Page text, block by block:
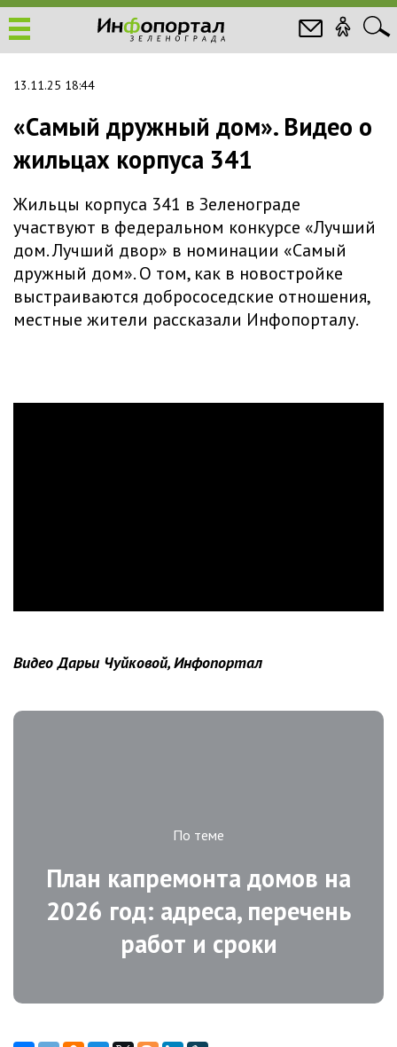
13.11.25 18:44
«Самый дружный дом». Видео о
жильцах корпуса 341
Жильцы корпуса 341 в Зеленограде
участвуют в федеральном конкурсе «Лучший
дом. Лучший двор» в номинации «Самый
дружный дом». О том, как в новостройке
выстраиваются добрососедские отношения,
местные жители рассказали Инфопорталу.
Видео Дарьи Чуйковой, Инфопортал
По теме
План капремонта домов на
2026 год: адреса, перечень
работ и сроки